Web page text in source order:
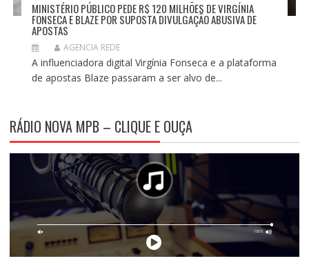
MINISTÉRIO PÚBLICO PEDE R$ 120 MILHÕES DE VIRGÍNIA
FONSECA E BLAZE POR SUPOSTA DIVULGAÇÃO ABUSIVA DE
APOSTAS
AGENCIA REDE
A influenciadora digital Virgínia Fonseca e a plataforma
de apostas Blaze passaram a ser alvo de...
RÁDIO NOVA MPB – CLIQUE E OUÇA